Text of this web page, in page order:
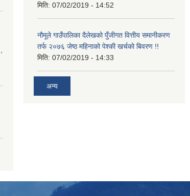
मिति: 07/02/2019 - 14:52
नौमूले गाउँपालिका दैलेखको पुँजीगत वित्तीय समानीकरण
तर्फ २०७६ जेष्ठ महिनाको पेश्की खर्चको बिवरण !!
मिति: 07/02/2019 - 14:33
अन्य